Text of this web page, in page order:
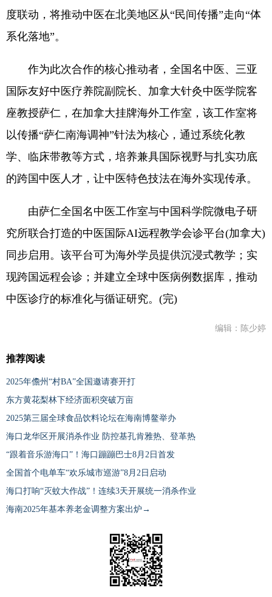
度联动，将推动中医在北美地区从“民间传播”走向“体
系化落地”。
作为此次合作的核心推动者，全国名中医、三亚
国际友好中医疗养院副院长、加拿大针灸中医学院客
座教授萨仁，在加拿大挂牌海外工作室，该工作室将
以传播“萨仁南海调神”针法为核心，通过系统化教
学、临床带教等方式，培养兼具国际视野与扎实功底
的跨国中医人才，让中医特色技法在海外实现传承。
由萨仁全国名中医工作室与中国科学院微电子研
究所联合打造的中医国际AI远程教学会诊平台(加拿大)
同步启用。该平台可为海外学员提供沉浸式教学；实
现跨国远程会诊；并建立全球中医病例数据库，推动
中医诊疗的标准化与循证研究。(完)
编辑：陈少婷
推荐阅读
2025年儋州“村BA”全国邀请赛开打
东方黄花梨林下经济面积突破万亩
2025第三届全球食品饮料论坛在海南博鳌举办
海口龙华区开展消杀作业 防控基孔肯雅热、登革热
“跟着音乐游海口”！海口蹦蹦巴士8月2日首发
全国首个电单车“欢乐城市巡游”8月2日启动
海口打响“灭蚊大作战”！连续3天开展统一消杀作业
海南2025年基本养老金调整方案出炉→